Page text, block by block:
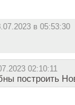
в 05:53:30
02:10:11
построить